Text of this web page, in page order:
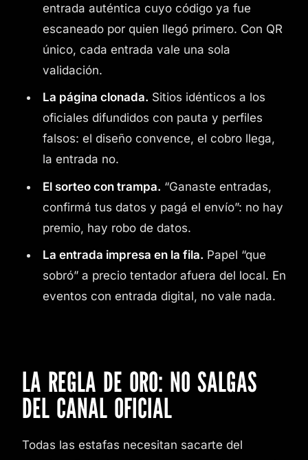
entrada auténtica cuyo código ya fue
escaneado por quien llegó primero. Con QR
único, cada entrada vale una sola
validación.
La página clonada. Sitios idénticos a los
oficiales difundidos con pauta y perfiles
falsos: el diseño convence, el cobro llega,
la entrada no.
El sorteo con trampa. “Ganaste entradas,
confirmá tus datos y pagá el envío”: no hay
premio, hay robo de datos.
La entrada impresa en la fila. Papel “que
sobró” a precio tentador afuera del local. En
eventos con entrada digital, no vale nada.
LA REGLA DE ORO: NO SALGAS
DEL CANAL OFICIAL
Todas las estafas necesitan sacarte del